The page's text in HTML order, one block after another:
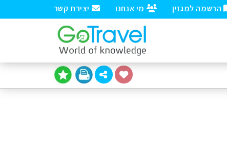
יצירת קשר מי אנחנו הרשמה למגזין